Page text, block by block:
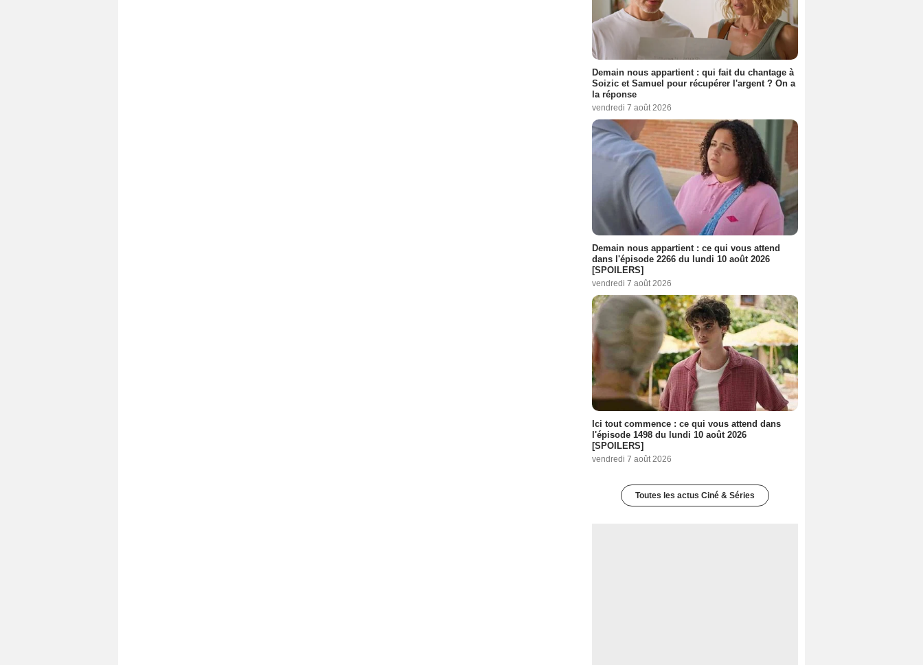
Demain nous appartient : qui fait du chantage à
Soizic et Samuel pour récupérer l'argent ? On a
la réponse
vendredi 7 août 2026
Demain nous appartient : ce qui vous attend
dans l'épisode 2266 du lundi 10 août 2026
[SPOILERS]
vendredi 7 août 2026
Ici tout commence : ce qui vous attend dans
l'épisode 1498 du lundi 10 août 2026
[SPOILERS]
vendredi 7 août 2026
Toutes les actus Ciné & Séries